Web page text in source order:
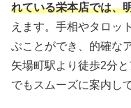
れている栄本店では、
えます。手相やタロッ
ぶことができ、的確な
矢場町駅より徒歩2分
でもスムーズに案内し